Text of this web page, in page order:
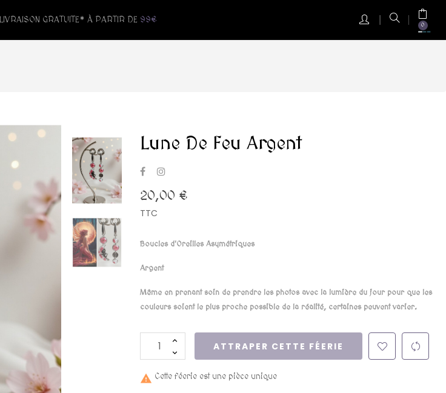
LIVRAISON GRATUITE* À PARTIR DE 99€
0
Lune De Feu Argent
20,00 €
TTC
Boucles d'Oreilles Asymétriques
Argent
Même en prenant soin de prendre les photos avec la lumière du jour pour que les
couleurs soient le plus proche possible de la réalité, certaines peuvent varier.
ATTRAPER CETTE FÉERIE
 Cette féerie est une pièce unique